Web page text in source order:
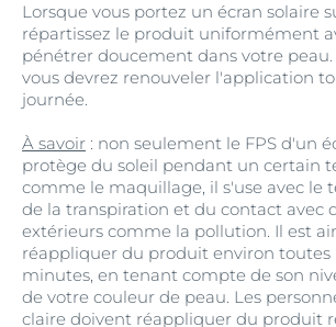
Lorsque vous portez un écran solaire
répartissez le produit uniformément
pénétrer doucement dans votre
vous devrez renouveler l'application
journée.
À savoir : non seulement le FPS d'un
protège du soleil pendant un certain
comme le maquillage, il s'use avec le
de la transpiration et du contact avec
extérieurs comme la pollution. Il est
réappliquer du produit environ toutes
minutes, en tenant compte de son
de votre couleur de peau. Les
claire doivent réappliquer du produit